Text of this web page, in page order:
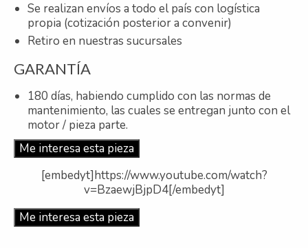
Se realizan envíos a todo el país con logística
propia (cotización posterior a convenir)
Retiro en nuestras sucursales
GARANTÍA
180 días, habiendo cumplido con las normas de
mantenimiento, las cuales se entregan junto con el
motor / pieza parte.
Me interesa esta pieza
[embedyt]https://www.youtube.com/watch?
v=BzaewjBjpD4[/embedyt]
Me interesa esta pieza